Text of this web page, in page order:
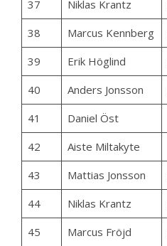
37
Niklas Krantz
38
Marcus Kennberg
39
Erik Höglind
40
Anders Jonsson
41
Daniel Öst
42
Aiste Miltakyte
43
Mattias Jonsson
44
Niklas Krantz
45
Marcus Fröjd